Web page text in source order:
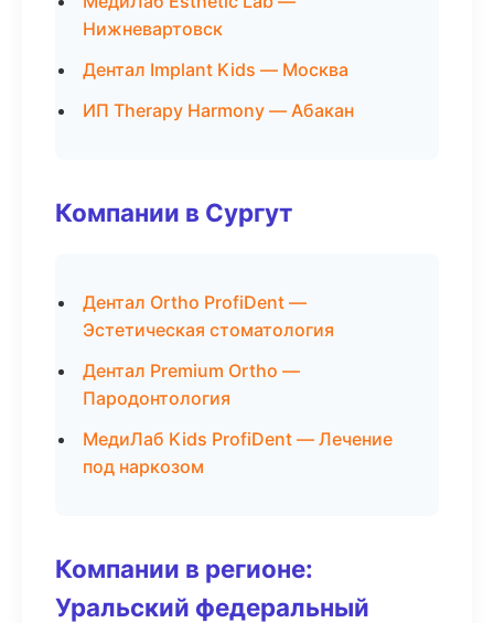
Нижневартовск
Дентал Implant Kids — Москва
ИП Therapy Harmony — Абакан
Компании в Сургут
Дентал Ortho ProfiDent —
Эстетическая стоматология
Дентал Premium Ortho —
Пародонтология
МедиЛаб Kids ProfiDent — Лечение
под наркозом
Компании в регионе:
Уральский федеральный